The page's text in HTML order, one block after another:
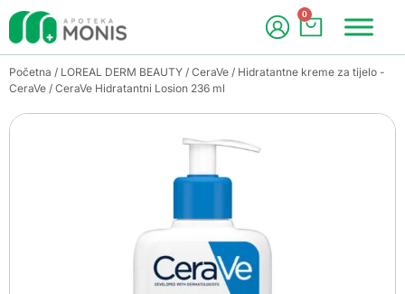
0
Početna / LOREAL DERM BEAUTY / CeraVe / Hidratantne kreme za tijelo -
CeraVe / CeraVe Hidratantni Losion 236 ml